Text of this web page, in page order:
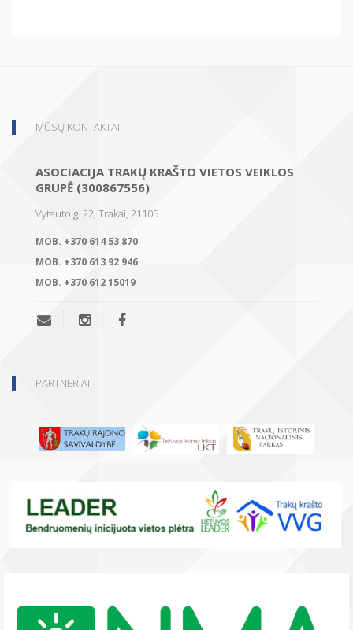
MŪSŲ KONTAKTAI
ASOCIACIJA TRAKŲ KRAŠTO VIETOS VEIKLOS
GRUPĖ (300867556)
Vytauto g. 22, Trakai, 21105
MOB. +370 614 53 870
MOB. +370 613 92 946
MOB. +370 612 15019
PARTNERIAI